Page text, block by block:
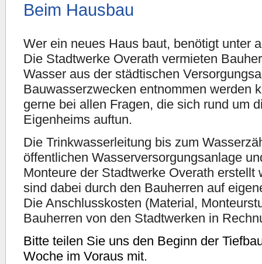
Beim Hausbau
Wer ein neues Haus baut, benötigt unter
Die Stadtwerke Overath vermieten
Wasser aus der städtischen
Bauwasserzwecken entnommen werden
gerne bei allen Fragen, die sich rund um
Eigenheims auftun.
Die Trinkwasserleitung bis zum
öffentlichen Wasserversorgungsanlage
Monteure der Stadtwerke Overath erstellt
sind dabei durch den Bauherren auf
Die Anschlusskosten (Material,
Bauherren von den Stadtwerken in
Bitte teilen Sie uns den Beginn der
Woche im Voraus mit.